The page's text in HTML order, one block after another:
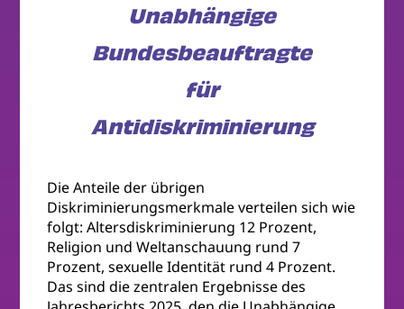
Unabhängige
Bundesbeauftragte
für
Antidiskriminierung
Die Anteile der übrigen
Diskriminierungsmerkmale verteilen sich wie
folgt: Altersdiskriminierung 12 Prozent,
Religion und Weltanschauung rund 7
Prozent, sexuelle Identität rund 4 Prozent.
Das sind die zentralen Ergebnisse des